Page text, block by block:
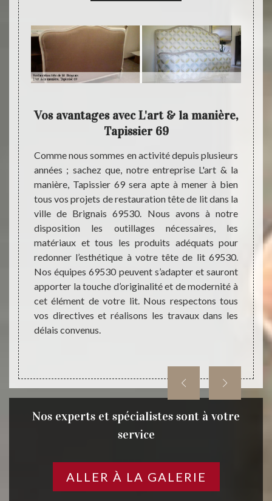
69
une
à
lit à
pour
pour
Vos avantages avec L'art & la manière,
Tapissier 69
Comme nous sommes en activité depuis plusieurs
années ; sachez que, notre entreprise L'art & la
manière, Tapissier 69 sera apte à mener à bien
tous vos projets de restauration tête de lit dans la
ville de Brignais 69530. Nous avons à notre
disposition les outillages nécessaires, les
matériaux et tous les produits adéquats pour
redonner l’esthétique à votre tête de lit 69530.
Nos équipes 69530 peuvent s’adapter et sauront
apporter la touche d’originalité et de modernité à
cet élément de votre lit. Nous respectons tous
vos directives et réalisons les travaux dans les
délais convenus.
L'art
de
aux
et
dans
Nos experts et spécialistes sont à votre
service
ALLER À LA GALERIE